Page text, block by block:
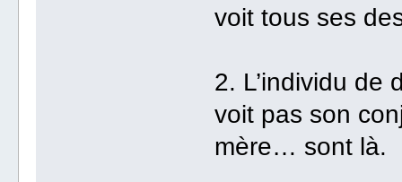
voit tous ses
2. L’individu de
voit pas son
mère… sont là.